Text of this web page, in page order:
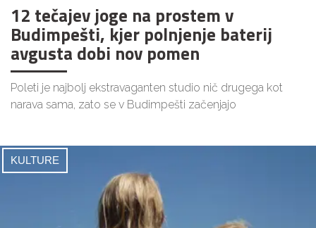
12 tečajev joge na prostem v
Budimpešti, kjer polnjenje baterij
avgusta dobi nov pomen
Poleti je najbolj ekstravaganten studio nič drugega kot
narava sama, zato se v Budimpešti začenjajo
KULTURE